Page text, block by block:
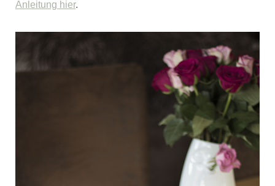
Anleitung hier.